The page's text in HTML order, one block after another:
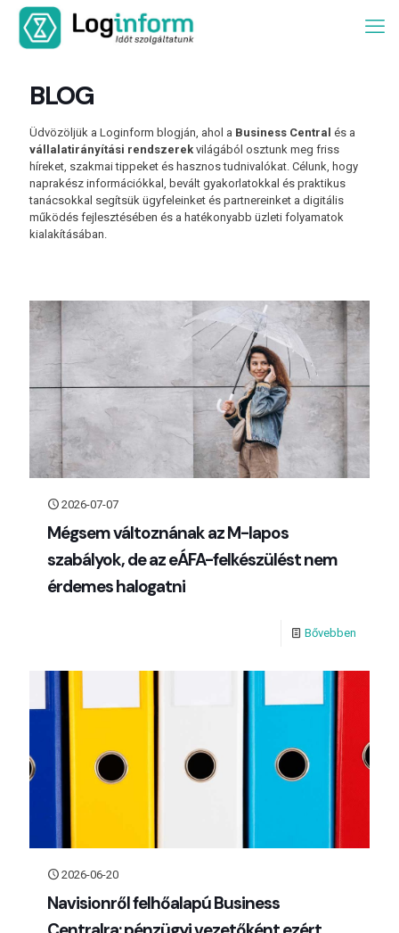
BLOG
Üdvözöljük a Loginform blogján, ahol a Business Central és a
vállalatirányítási rendszerek világából osztunk meg friss
híreket, szakmai tippeket és hasznos tudnivalókat. Célunk, hogy
naprakész információkkal, bevált gyakorlatokkal és praktikus
tanácsokkal segítsük ügyfeleinket és partnereinket a digitális
működés fejlesztésében és a hatékonyabb üzleti folyamatok
kialakításában.
2026-07-07
Mégsem változnának az M-lapos
szabályok, de az eÁFA-felkészülést nem
érdemes halogatni
Bővebben
2026-06-20
Navisionről felhőalapú Business